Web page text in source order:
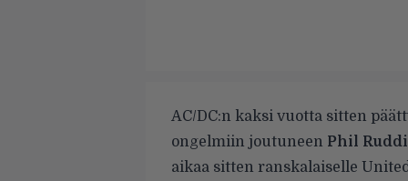
AC/DC:n kaksi vuotta sitten
ongelmiin joutuneen Phil
aikaa sitten ranskalaiselle